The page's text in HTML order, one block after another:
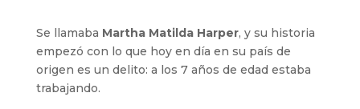
Se llamaba Martha Matilda Harper, y su historia
empezó con lo que hoy en día en su país de
origen es un delito: a los 7 años de edad estaba
trabajando.